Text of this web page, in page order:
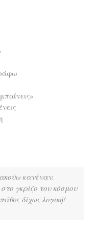
κανέναν.
γκρίζο του κόσμου
δίχως λογική!